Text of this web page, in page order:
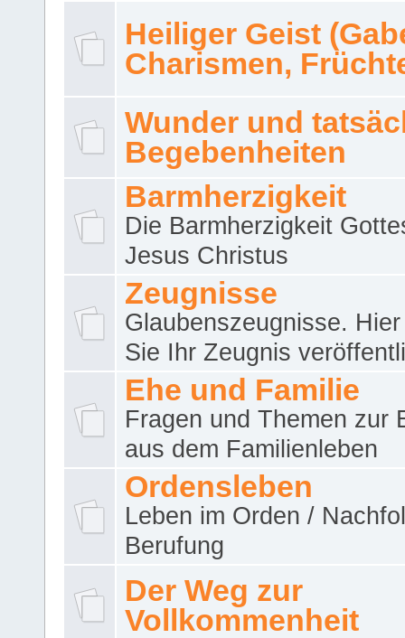
Heiliger Geist
Charismen,
Wunder und
Begebenheiten
Barmherzigkeit
Die Barmherzigkeit
Jesus Christus
Zeugnisse
Glaubenszeugnisse.
Sie Ihr Zeugnis
Ehe und Familie
Fragen und Themen zur
aus dem Familienleben
Ordensleben
Leben im Orden /
Berufung
Der Weg zur
Vollkommenheit